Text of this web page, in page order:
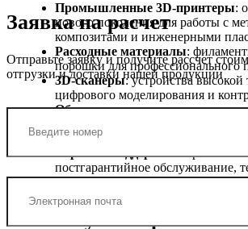
Промышленные 3D-принтеры:
нового поколения для работы с
композитами и инженерными
Расходные материалы:
порошки для профессионального
3D-сканеры: устройства высокой
цифрового моделирования и
Обучение и консалтинг:
внедрение решений под ключ.
Сервис и поддержка:
постгарантийное обслуживание,
помощь 24/7.
Заявка на расчет
Отправьте заявку и получите рассчет
отгрузки и доставки нашей продукции